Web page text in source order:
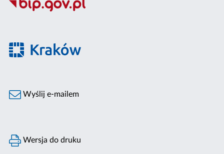
Wyślij e-mailem
Wersja do druku